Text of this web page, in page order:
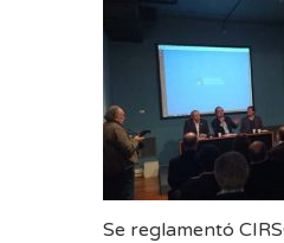
Se reglamentó